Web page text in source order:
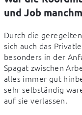
und Job
Durch die
sich auch das
besonders in der
Spagat zwischen
alles immer gut
sehr selbständig
auf sie verlassen.